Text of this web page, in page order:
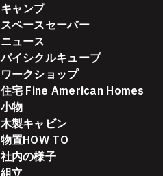
キャンプ
スペースセーバー
ニュース
バイシクルキューブ
ワークショップ
住宅 Fine American Homes
小物
木製キャビン
物置HOW TO
社内の様子
組立